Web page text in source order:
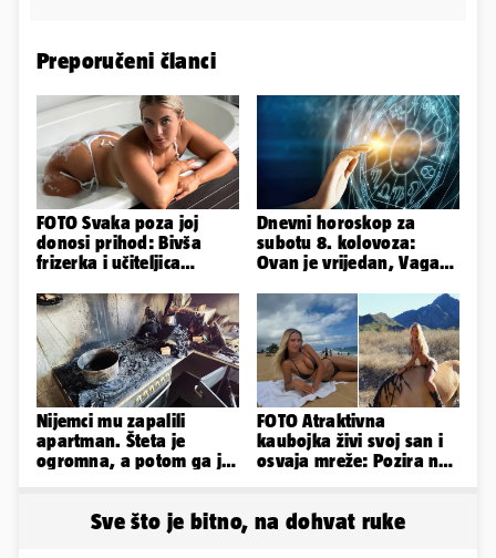
Preporučeni članci
FOTO Svaka poza joj
donosi prihod: Bivša
frizerka i učiteljica
Instagram
Dnevni horoskop za
subotu 8. kolovoza:
Ovan je vrijedan, Vaga
Nijemci mu zapalili
apartman. Šteta je
ogromna, a potom ga je
FOTO Atraktivna
kaubojka živi svoj san i
osvaja mreže: Pozira na
Sve što je bitno, na dohvat ruke